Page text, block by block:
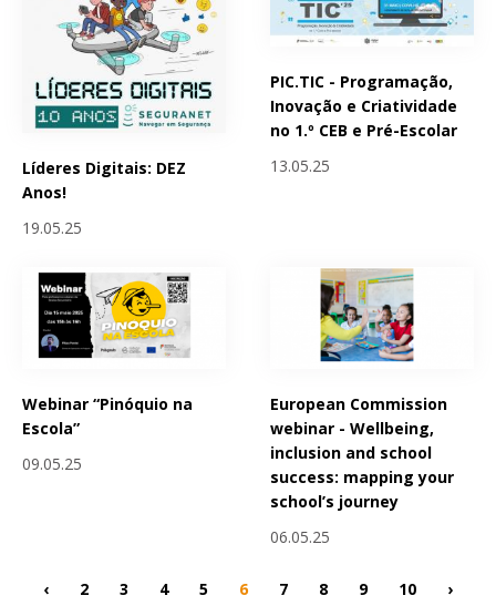
Líderes Digitais: DEZ
Anos!
19.05.25
PIC.TIC - Programação,
Inovação e Criatividade
no 1.º CEB e Pré-Escolar
13.05.25
Webinar “Pinóquio na
Escola”
09.05.25
European Commission
webinar - Wellbeing,
inclusion and school
success: mapping your
school’s journey
06.05.25
‹ 2 3 4 5 6 7 8 9 10 ›